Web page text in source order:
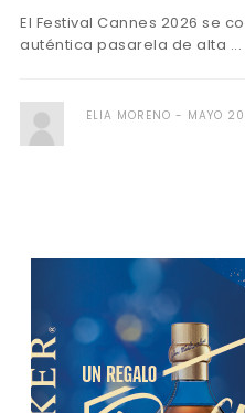
El Festival Cannes 2026 se
auténtica pasarela de alta ...
ELIA MORENO MAYO